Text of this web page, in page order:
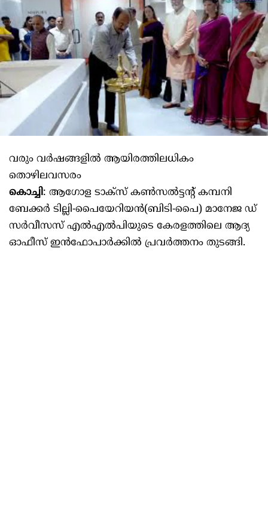
വരും വര്‍ഷങ്ങളില്‍ ആയിരത്തിലധികം
തൊഴിലവസരം
കൊച്ചി: ആഗോള ടാക്‌സ് കണ്‍സല്‍ട്ടന്റ് കമ്പനി
ബേക്കര്‍ ടില്ലി-പൈയേറിയന്‍(ബിടി-പൈ) മാനേജ ഡ്
സര്‍വീസസ് എല്‍എല്‍പിയുടെ കേരളത്തിലെ ആദ്യ
ഓഫീസ് ഇന്‍ഫോപാര്‍ക്കില്‍ പ്രവര്‍ത്തനം തുടങ്ങി.